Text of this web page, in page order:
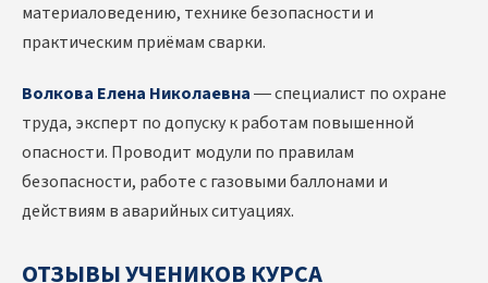
материаловедению, технике безопасности и
практическим приёмам сварки.
Волкова Елена Николаевна— специалист по охране
труда, эксперт по допуску к работам повышенной
опасности. Проводит модули по правилам
безопасности, работе с газовыми баллонами и
действиям в аварийных ситуациях.
ОТЗЫВЫ УЧЕНИКОВ КУРСА